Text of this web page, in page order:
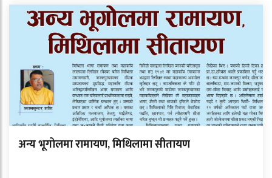
अन्य भूगोलमा रामायण, मिथिलामा सीतायण